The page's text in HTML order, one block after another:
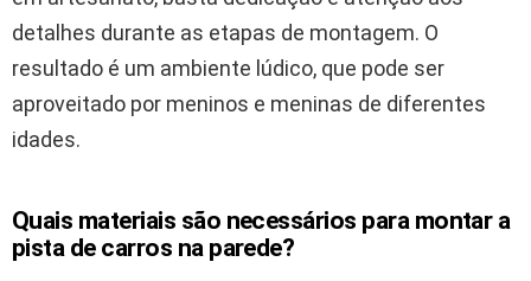
detalhes durante as etapas de montagem. O
resultado é um ambiente lúdico, que pode ser
aproveitado por meninos e meninas de diferentes
idades.
Quais materiais são necessários para montar a
pista de carros na parede?